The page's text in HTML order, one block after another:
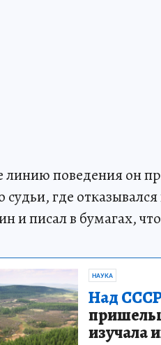
поведения он
судьи, где
и писал в бумагах,
НАУКА
Над СССР
изучала